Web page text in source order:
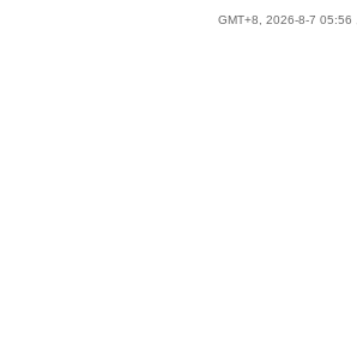
GMT+8, 2026-8-7 05:56